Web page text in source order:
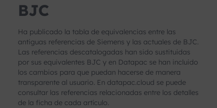
BJC
Ha publicado la tabla de equivalencias entre las
antiguas referencias de Siemens y las actuales de BJC.
Las referencias descatalogadas han sido sustituidas
por sus equivalentes BJC y en Datapac se han incluido
los cambios para que puedan hacerse de manera
transparente al usuario. En datapac.cloud se puede
consultar las referencias relacionadas entre los detalles
de la ficha de cada artículo.